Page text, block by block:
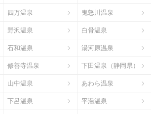
四万温泉 鬼怒川温泉
野沢温泉 白骨温泉
石和温泉 湯河原温泉
修善寺温泉 下田温泉（静岡県）
山中温泉 あわら温泉
下呂温泉 平湯温泉